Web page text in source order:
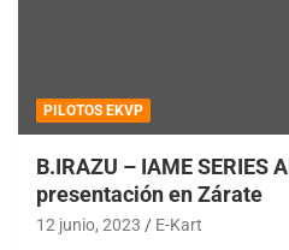
PILOTOS EKVP
B.IRAZU – IAME SERIES
presentación en Zárate
12 junio, 2023 E-Kart